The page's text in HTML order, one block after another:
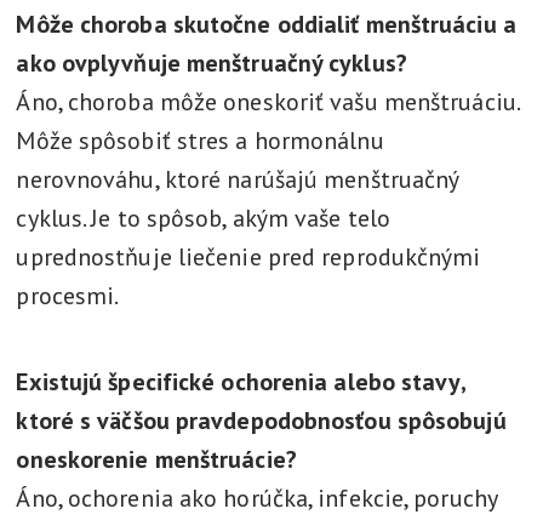
Môže choroba skutočne oddialiť menštruáciu a
ako ovplyvňuje menštruačný cyklus?
Áno, choroba môže oneskoriť vašu menštruáciu.
Môže spôsobiť stres a hormonálnu
nerovnováhu, ktoré narúšajú menštruačný
cyklus. Je to spôsob, akým vaše telo
uprednostňuje liečenie pred reprodukčnými
procesmi.
Existujú špecifické ochorenia alebo stavy,
ktoré s väčšou pravdepodobnosťou spôsobujú
oneskorenie menštruácie?
Áno, ochorenia ako horúčka, infekcie, poruchy